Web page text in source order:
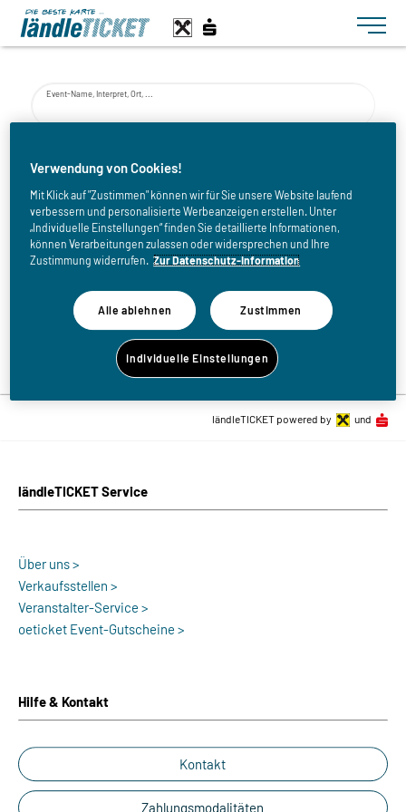
Toggle
Event-Name, Interpret, Ort, ...
bis
Zurück zur Eventliste
ländleTICKET Service
Über uns >
Verkaufsstellen >
Veranstalter-Service >
oeticket Event-Gutscheine >
Hilfe & Kontakt
Kontakt
Zahlungsmodalitäten
ländleTICKET powered by und
Verwendung von Cookies!
Mit Klick auf "Zustimmen" können wir für Sie unsere Website laufend
verbessern und personalisierte Werbeanzeigen erstellen. Unter
„Individuelle Einstellungen“ finden Sie detaillierte Informationen,
können Verarbeitungen zulassen oder widersprechen und Ihre
Zustimmung widerrufen. Zur Datenschutz-Information
Alle ablehnen Zustimmen
Individuelle Einstellungen